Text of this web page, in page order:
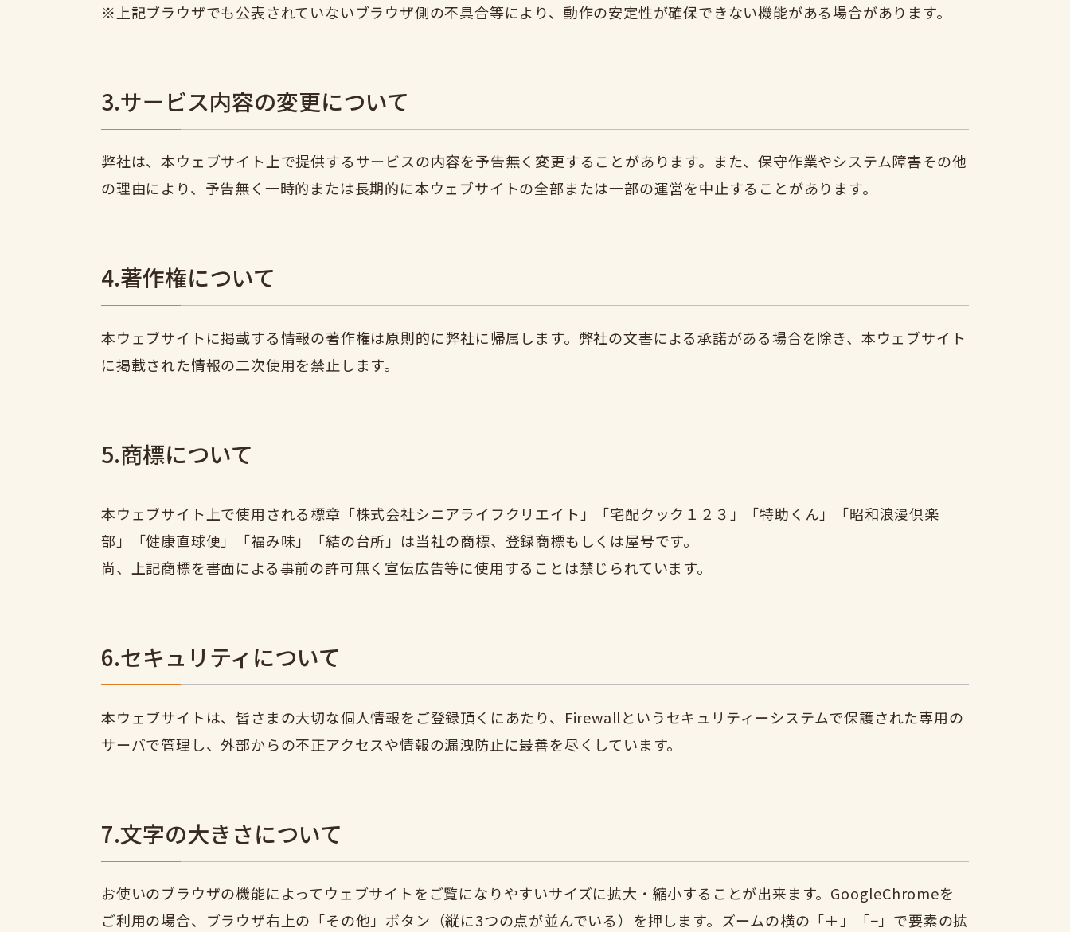
※上記ブラウザでも公表されていないブラウザ側の不具合等により、動作の安定性が確保できない機能がある場合があります。
3.サービス内容の変更について
弊社は、本ウェブサイト上で提供するサービスの内容を予告無く変更することがあります。また、保守作業やシステム障害その他
の理由により、予告無く一時的または長期的に本ウェブサイトの全部または一部の運営を中止することがあります。
4.著作権について
本ウェブサイトに掲載する情報の著作権は原則的に弊社に帰属します。弊社の文書による承諾がある場合を除き、本ウェブサイト
に掲載された情報の二次使用を禁止します。
5.商標について
本ウェブサイト上で使用される標章「株式会社シニアライフクリエイト」「宅配クック１２３」「特助くん」「昭和浪漫倶楽
部」「健康直球便」「福み味」「結の台所」は当社の商標、登録商標もしくは屋号です。
尚、上記商標を書面による事前の許可無く宣伝広告等に使用することは禁じられています。
6.セキュリティについて
本ウェブサイトは、皆さまの大切な個人情報をご登録頂くにあたり、Firewallというセキュリティーシステムで保護された専用の
サーバで管理し、外部からの不正アクセスや情報の漏洩防止に最善を尽くしています。
7.文字の大きさについて
お使いのブラウザの機能によってウェブサイトをご覧になりやすいサイズに拡大・縮小することが出来ます。GoogleChromeを
ご利用の場合、ブラウザ右上の「その他」ボタン（縦に3つの点が並んでいる）を押します。ズームの横の「＋」「−」で要素の拡